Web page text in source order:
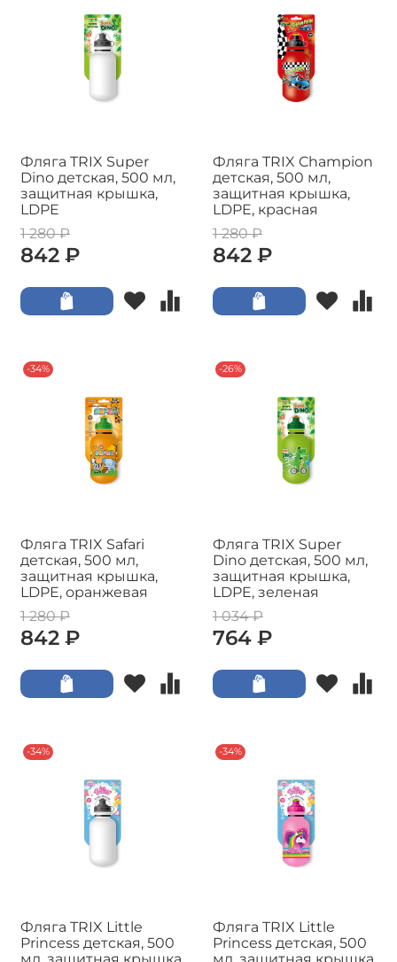
Фляга TRIX Super
Dino детская, 500 мл,
защитная крышка,
LDPE
1 280 ₽
842 ₽
Фляга TRIX Champion
детская, 500 мл,
защитная крышка,
LDPE, красная
1 280 ₽
842 ₽
-34%
Фляга TRIX Safari
детская, 500 мл,
защитная крышка,
LDPE, оранжевая
1 280 ₽
842 ₽
-26%
Фляга TRIX Super
Dino детская, 500 мл,
защитная крышка,
LDPE, зеленая
1 034 ₽
764 ₽
-34%
Фляга TRIX Little
Princess детская, 500
мл, защитная крышка,
-34%
Фляга TRIX Little
Princess детская, 500
мл, защитная крышка,